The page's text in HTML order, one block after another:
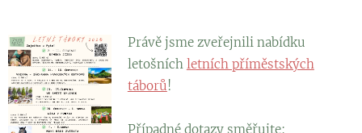
Právě jsme zveřejnili nabídku
letošních letních příměstských
táborů!
Případné dotazy směřujte: